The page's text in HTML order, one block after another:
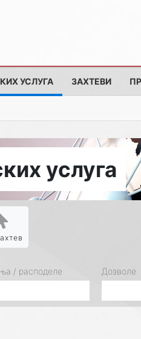
УСЛУГА ЗАХТЕВИ
услуга
/ расподеле Дозволе